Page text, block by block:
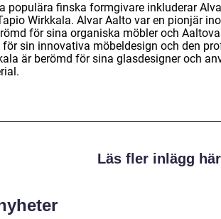
populära finska formgivare inkluderar
Wirkkala. Alvar Aalto var en pionjär
för sina organiska möbler och
för sin innovativa möbeldesign och den
är berömd för sina glasdesigner och
Läs fler inlägg här